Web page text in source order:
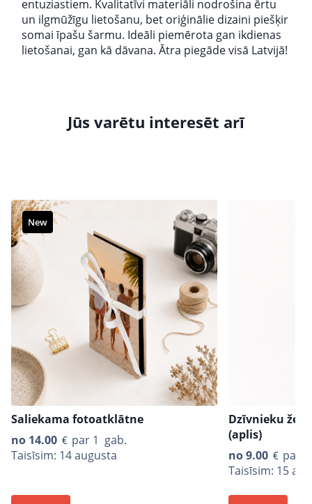
entuziastiem. Kvalitatīvi materiāli nodrošina ērtu
un ilgmūžīgu lietošanu, bet oriģinālie dizaini piešķir
somai īpašu šarmu. Ideāli piemērota gan ikdienas
lietošanai, gan kā dāvana. Ātra piegāde visā Latvijā!
Jūs varētu interesēt arī
New
Saliekama fotoatklātne
no 14.00
par 1 gab.
Taisīsim: 14 augusta
Dzīvnieku
(aplis)
no9.00
par
Taisīsim: 15